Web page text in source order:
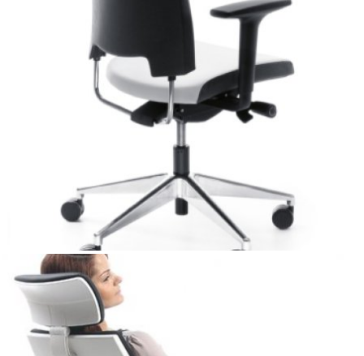
Arca to propozycja przyjaznego użytkownikowi krzesła
pracowniczego. Wersja obrotowa posiada szereg
mechanizmów umożliwiających pełne dostosowanie
siedziska do potrzeb użytkownika. Mechanizm
synchroniczny wymusza zachowanie prawidłowej pozycji
ciała i umożliwia tzw. „dynamiczne siedzenie”. Krzesło
wyposażone jest w regulowane na wysokość oparcie,
regulowane na wysokość i głębokość siedzisko oraz
regulowane podłokietniki. Dzięki pełnemu dostosowaniu
do potrzeb, w prosty i skuteczny sposób możliwe jest
długotrwałą pracą przy biurku, co poprawia ektywność
Elementem wyróżniającym krzesło jest oparcie, którego
konstrukcja pozwala na najbardziej efektywne
dopasowanie się do kręgosłupa użytkownika, także
w trakcie wykonywanych przez niego ruchów. Konstrukcja
oparcia została zaprojektowana tak, aby umożliwiać
elastyczne odchylanie się zarówno do tyłu jak i na boki.
Dzięki możliwości różnych kombinacji wzorów, faktur oraz
rodzajów obić tapicerskich z dużą swobodą można
dostosować to komfortowe krzesło do każdego wnętrza.